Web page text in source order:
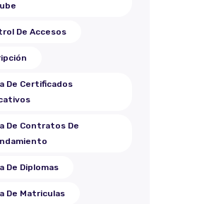
De Accesos
De Certificados
De Contratos De
De Diplomas
De Matriculas